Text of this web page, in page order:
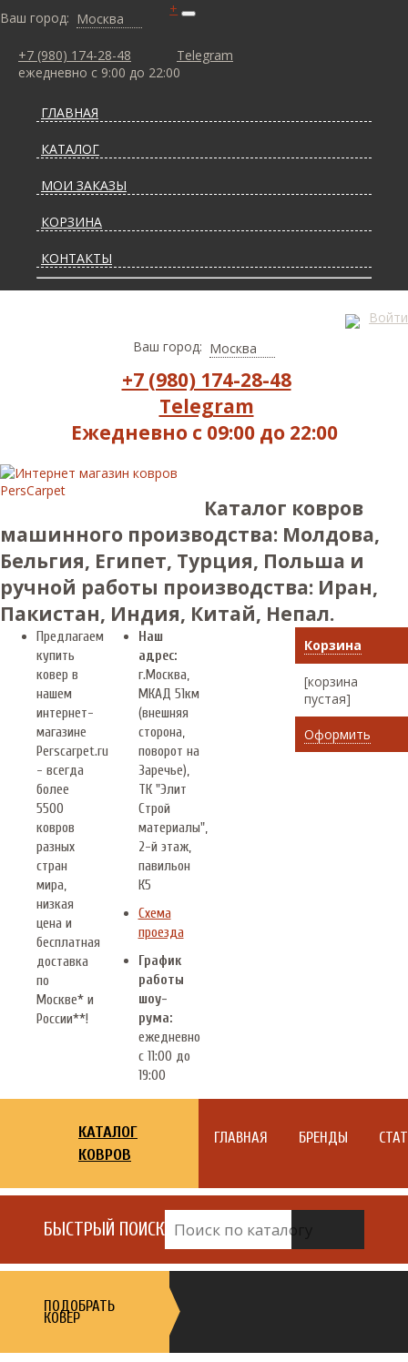
Ваш город: Москва
+7 (980) 174-28-48
Telegram
ежедневно с 9:00 до 22:00
+
ГЛАВНАЯ
КАТАЛОГ
МОИ ЗАКАЗЫ
КОРЗИНА
КОНТАКТЫ
ДОСТАВКА И ОПЛАТА
Войти
Ваш город: Москва
+7 (980) 174-28-48
Telegram
Ежедневно с 09:00 до 22:00
Каталог ковров
машинного производства: Молдова,
Бельгия, Египет, Турция, Польша и
ручной работы производства: Иран,
Пакистан, Индия, Китай, Непал.
Предлагаем
купить
ковер в
нашем
интернет-
магазине
Perscarpet.ru
- всегда
более
5500
ковров
разных
стран
мира,
низкая
цена и
бесплатная
доставка
по
Москве* и
России**!
Наш
адрес:
г.Москва
МКАД 51км
(внешняя
сторона,
поворот на
Заречье),
ТК "Элит
Строй
материалы",
2-й этаж,
павильон
К5
Схема
проезда
График
работы
шоу-
рума:
ежедневно
с 11:00 до
19:00
Корзина
[корзина
пустая]
Оформить
КАТАЛОГ
КОВРОВ
ГЛАВНАЯ БРЕНДЫ
БЫСТРЫЙ ПОИСК
ПОДОБРАТЬ
КОВЕР